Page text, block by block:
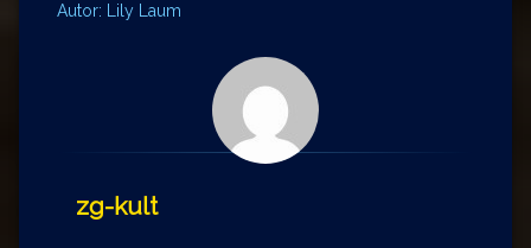
Autor: Lily Laum
zg-kult